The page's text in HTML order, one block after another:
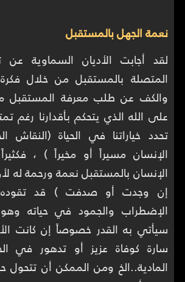
نعمة الجهل بالمستقبل
لقد أجابت الأديان السماوية عن
المتصلة بالمستقبل من خلال
والكف عن طلب معرفة المستقبل
على الله الذي يتحكم بأقدارنا رغم
تحدد خياراتنا في الحياة (النقاش
الإنسان مسيراً أو مخيراً ) ،
الإنسان بالمستقبل نعمة ورحمة له
إن وجدت أو صدفت ) قد
الإضطراب والجمود في حياته
سيأتي به القدر خصوصاً إن كانت
سارة كوفاة عزيز أو تدهور في
المادية..الخ ومن الممكن أن تتحول